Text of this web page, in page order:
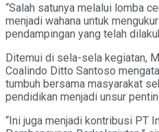
“Salah satunya melalui lomba
menjadi wahana untuk
pendampingan yang telah
Ditemui di sela-sela kegiatan,
Coalindo Ditto Santoso
tumbuh bersama masyarakat
pendidikan menjadi unsur
“Ini juga menjadi kontribusi PT